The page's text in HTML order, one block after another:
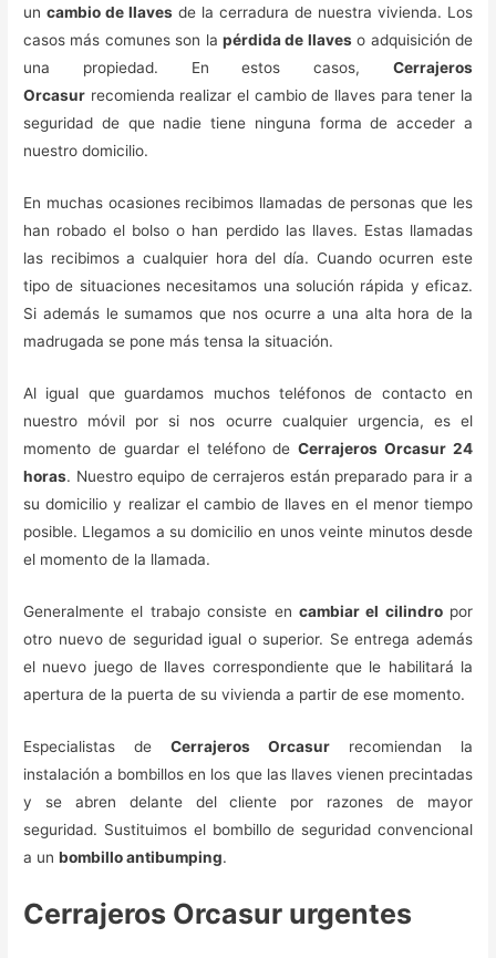
uncambio de llaves de la cerradura de nuestra vivienda. Los
casos más comunes son la pérdida de llaveso adquisición de
una propiedad. En estos casos, Cerrajeros
Orcasur recomienda realizar el cambio de llaves para tener la
seguridad de que nadie tiene ninguna forma de acceder a
nuestro domicilio.
En muchas ocasiones recibimos llamadas de personas que les
han robado el bolso o han perdido las llaves. Estas llamadas
las recibimos a cualquier hora del día. Cuando ocurren este
tipo de situaciones necesitamos una solución rápida y eficaz.
Si además le sumamos que nos ocurre a una alta hora de la
madrugada se pone más tensa la situación.
Al igual que guardamos muchos teléfonos de contacto en
nuestro móvil por si nos ocurre cualquier urgencia, es el
momento de guardar el teléfono deCerrajeros Orcasur 24
horas. Nuestro equipo de cerrajeros están preparado para ir a
su domicilio y realizar el cambio de llaves en el menor tiempo
posible. Llegamos a su domicilio en unos veinte minutos desde
el momento de la llamada.
Generalmente el trabajo consiste en cambiar el cilindropor
otro nuevo de seguridad igual o superior. Se entrega además
el nuevo juego de llaves correspondiente que le habilitará la
apertura de la puerta de su vivienda a partir de ese momento.
Especialistas deCerrajeros Orcasur recomiendan la
instalación a bombillos en los que las llaves vienen precintadas
y se abren delante del cliente por razones de mayor
seguridad. Sustituimos el bombillo de seguridad convencional
a unbombillo antibumping.
Cerrajeros Orcasur urgentes